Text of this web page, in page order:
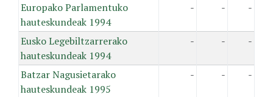
Europako Parlamentuko
hauteskundeak 1994
- - -
Eusko Legebiltzarrerako
hauteskundeak 1994
- - -
Batzar Nagusietarako
hauteskundeak 1995
- - -